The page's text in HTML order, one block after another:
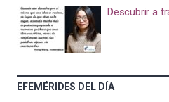
Descubrir a
EFEMÉRIDES DEL DÍA